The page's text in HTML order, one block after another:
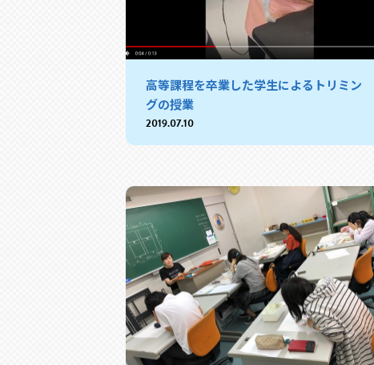
高等課程を卒業した学生によるトリミン
グの授業
2019.07.10